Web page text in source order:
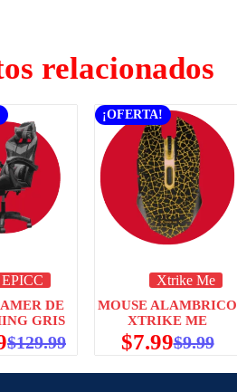
relacionados
EPICC
DE
GRIS
$129.99
¡OFERTA!
Xtrike Me
MOUSE ALAMBRICO
XTRIKE ME
$9.99
$7.99